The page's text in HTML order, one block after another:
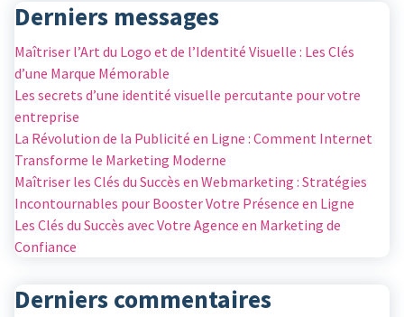
Derniers messages
Maîtriser l’Art du Logo et de l’Identité Visuelle : Les Clés
d’une Marque Mémorable
Les secrets d’une identité visuelle percutante pour votre
entreprise
La Révolution de la Publicité en Ligne : Comment Internet
Transforme le Marketing Moderne
Maîtriser les Clés du Succès en Webmarketing : Stratégies
Incontournables pour Booster Votre Présence en Ligne
Les Clés du Succès avec Votre Agence en Marketing de
Confiance
Derniers commentaires